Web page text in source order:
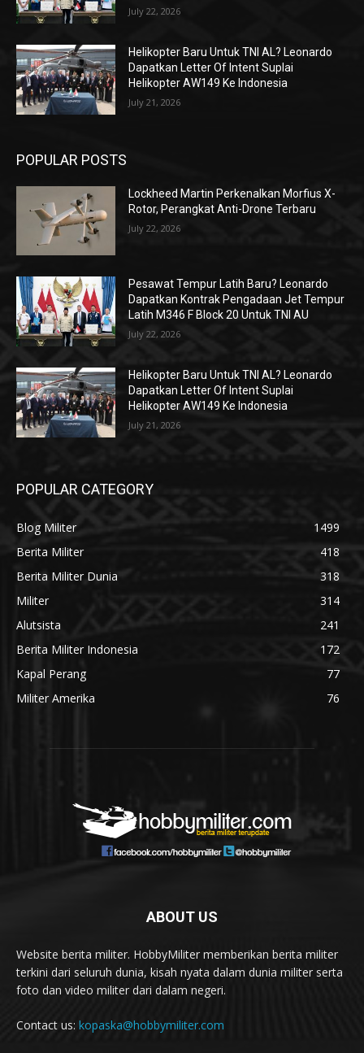
July 22, 2026
Helikopter Baru Untuk TNI AL? Leonardo
Dapatkan Letter Of Intent Suplai
Helikopter AW149 Ke Indonesia
July 21, 2026
POPULAR POSTS
Lockheed Martin Perkenalkan Morfius X-
Rotor, Perangkat Anti-Drone Terbaru
July 22, 2026
Pesawat Tempur Latih Baru? Leonardo
Dapatkan Kontrak Pengadaan Jet Tempur
Latih M346 F Block 20 Untuk TNI AU
July 22, 2026
Helikopter Baru Untuk TNI AL? Leonardo
Dapatkan Letter Of Intent Suplai
Helikopter AW149 Ke Indonesia
July 21, 2026
POPULAR CATEGORY
Blog Militer
1499
Berita Militer
418
Berita Militer Dunia
318
Militer
314
Alutsista
241
Berita Militer Indonesia
172
Kapal Perang
77
Militer Amerika
76
ABOUT US
Website berita militer. HobbyMiliter memberikan berita militer
terkini dari seluruh dunia, kisah nyata dalam dunia militer serta
foto dan video militer dari dalam negeri.
Contact us: kopaska@hobbymiliter.com